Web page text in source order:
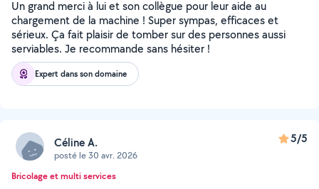
Un grand merci à lui et son collègue pour leur aide au
chargement de la machine ! Super sympas, efficaces et
sérieux. Ça fait plaisir de tomber sur des personnes aussi
serviables. Je recommande sans hésiter !
Expert dans son domaine
Céline A.
posté le 30 avr. 2026
5/5
Bricolage et multi services